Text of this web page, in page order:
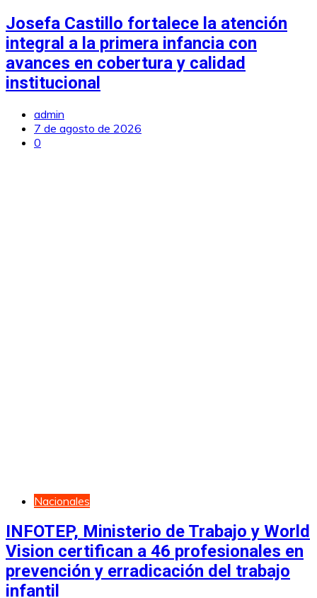
Josefa Castillo fortalece la atención
integral a la primera infancia con
avances en cobertura y calidad
institucional
admin
7 de agosto de 2026
0
Nacionales
INFOTEP, Ministerio de Trabajo y World
Vision certifican a 46 profesionales en
prevención y erradicación del trabajo
infantil